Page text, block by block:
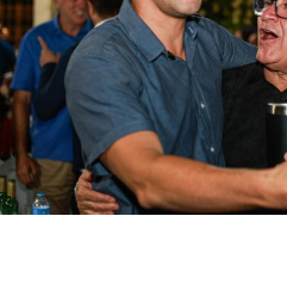
Para Ivan, o resultado é mais
percorrendo o estado e
o reconhecimento de quem
que já fizemos e acredita que
pelo Rio Grande do Norte”,
publicação nas redes sociais.